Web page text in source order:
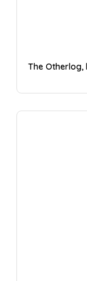
The Otherlog,